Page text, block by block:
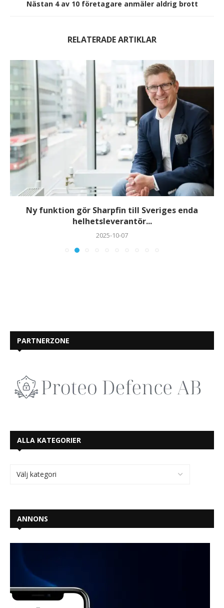
Nästan 4 av 10 företagare anmäler aldrig brott
RELATERADE ARTIKLAR
Ny funktion gör Sharpfin till Sveriges enda
helhetsleverantör...
2025-10-07
PARTNERZONE
ALLA KATEGORIER
ANNONS